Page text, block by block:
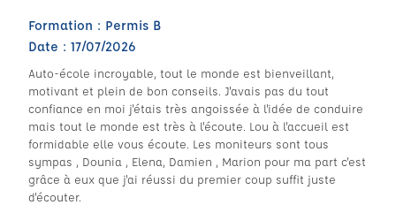
Formation : Permis B
Date : 17/07/2026
Auto-école incroyable, tout le monde est bienveillant,
motivant et plein de bon conseils. J'avais pas du tout
confiance en moi j'étais très angoissée à l'idée de conduire
mais tout le monde est très à l'écoute. Lou à l'accueil est
formidable elle vous écoute. Les moniteurs sont tous
sympas , Dounia , Elena, Damien , Marion pour ma part c'est
grâce à eux que j'ai réussi du premier coup suffit juste
d'écouter.